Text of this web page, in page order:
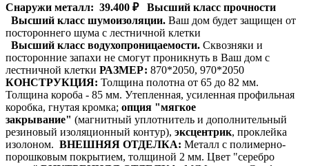
Снаружи металл: 39.400 ₽
Высший класс прочности
Высший класс шумоизоляции. Ваш дом будет защищен от
постороннего шума с лестничной клетки
Высший класс водухопроницаемости. Сквозняки и
посторонние запахи не смогут проникнуть в Ваш дом с
лестничной клетки РАЗМЕР: 870*2050, 970*2050
КОНСТРУКЦИЯ: Толщина полотна от 65 до 82 мм.
Толщина короба - 85 мм. Утепленная, усиленная профильная
коробка, гнутая кромка; опция "мягкое
закрывание" (магнитный уплотнитель и дополнительный
резиновый изоляционный контур), эксцентрик, проклейка
изолоном. ВНЕШНЯЯ ОТДЕЛКА: Металл с полимерно-
порошковым покрытием, толщиной 2 мм. Цвет "серебро